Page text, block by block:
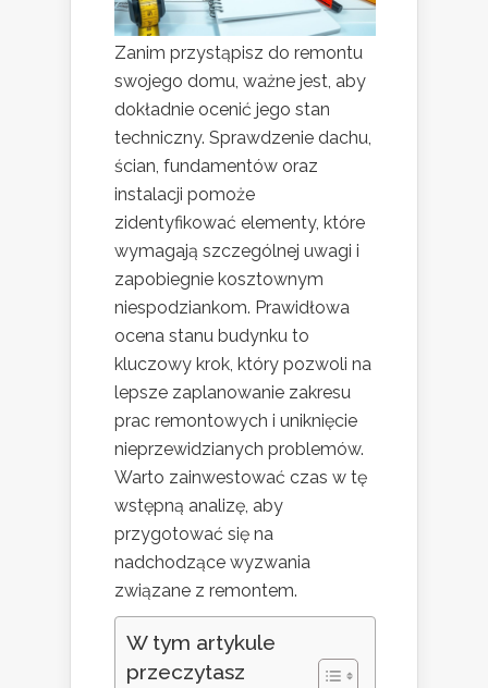
Zanim przystąpisz do remontu
swojego domu, ważne jest, aby
dokładnie ocenić jego stan
techniczny. Sprawdzenie dachu,
ścian, fundamentów oraz
instalacji pomoże
zidentyfikować elementy, które
wymagają szczególnej uwagi i
zapobiegnie kosztownym
niespodziankom. Prawidłowa
ocena stanu budynku to
kluczowy krok, który pozwoli na
lepsze zaplanowanie zakresu
prac remontowych i uniknięcie
nieprzewidzianych problemów.
Warto zainwestować czas w tę
wstępną analizę, aby
przygotować się na
nadchodzące wyzwania
związane z remontem.
W tym artykule
przeczytasz